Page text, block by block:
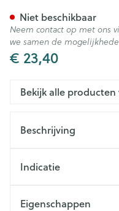
€ 23,40
Niet beschikbaar
Neem contact op met ons
we samen de
Bekijk alle producten
Beschrijving
Indicatie
Eigenschappen